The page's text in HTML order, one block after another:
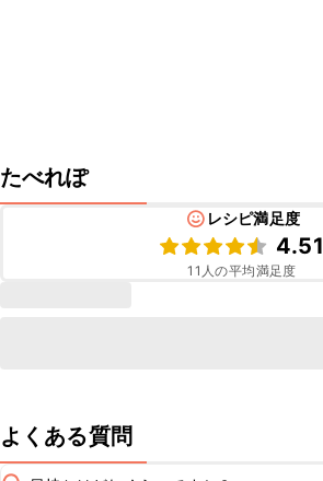
たべれぽ
レシピ満足度
4.51
11 人の平均満足度
よくある質問